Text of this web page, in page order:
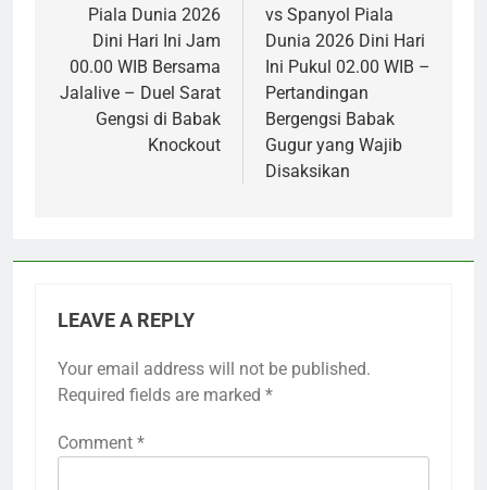
Piala Dunia 2026
Dini Hari Ini Jam
00.00 WIB Bersama
Jalalive – Duel Sarat
Gengsi di Babak
Knockout
vs Spanyol Piala
Dunia 2026 Dini Hari
Ini Pukul 02.00 WIB –
Pertandingan
Bergengsi Babak
Gugur yang Wajib
Disaksikan
LEAVE A REPLY
Your email address will not be published.
Required fields are marked *
Comment *